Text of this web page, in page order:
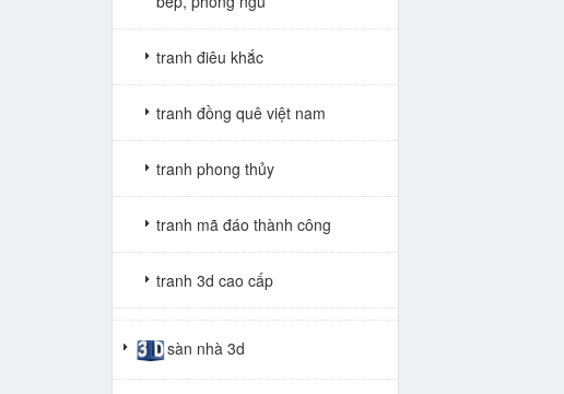
tranh điêu khắc
tranh đồng quê việt nam
tranh phong thủy
tranh mã đáo thành công
tranh 3d cao cấp
tranh gạch 3d thuận buồm xuôi
giósàn nhà 3d